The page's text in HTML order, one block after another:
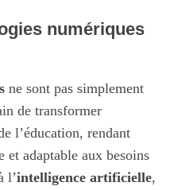
numériques
ne sont pas simplement
de transformer
l’éducation, rendant
et adaptable aux besoins
l’intelligence artificielle,